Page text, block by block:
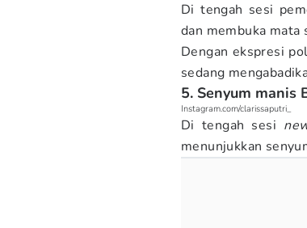
Di tengah sesi
dan membuka mata
Dengan ekspresi
sedang
5. Senyum manis
Instagram.com/clarissaputri_
Di tengah sesi
menunjukkan